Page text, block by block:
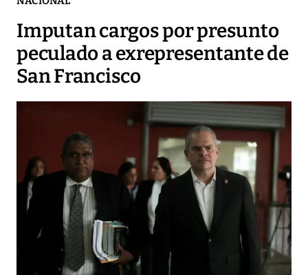
Imputan cargos por presunto
peculado a exrepresentante de
San Francisco